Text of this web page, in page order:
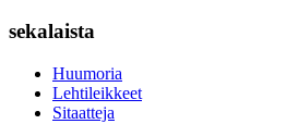
sekalaista
Huumoria
Lehtileikkeet
Sitaatteja